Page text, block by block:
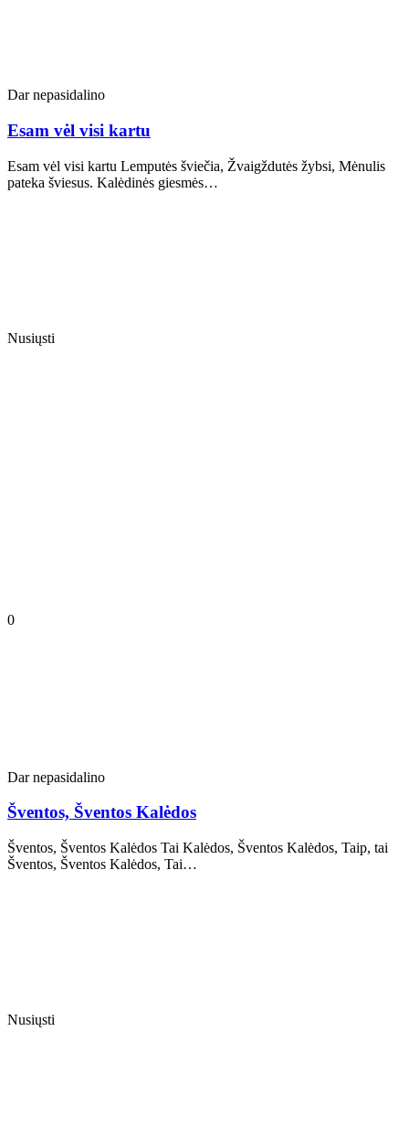
Dar nepasidalino
Esam vėl visi kartu
Esam vėl visi kartu Lemputės šviečia, Žvaigždutės žybsi, Mėnulis
pateka šviesus. Kalėdinės giesmės…
Nusiųsti
0
Dar nepasidalino
Šventos, Šventos Kalėdos
Šventos, Šventos Kalėdos Tai Kalėdos, Šventos Kalėdos, Taip, tai
Šventos, Šventos Kalėdos, Tai…
Nusiųsti